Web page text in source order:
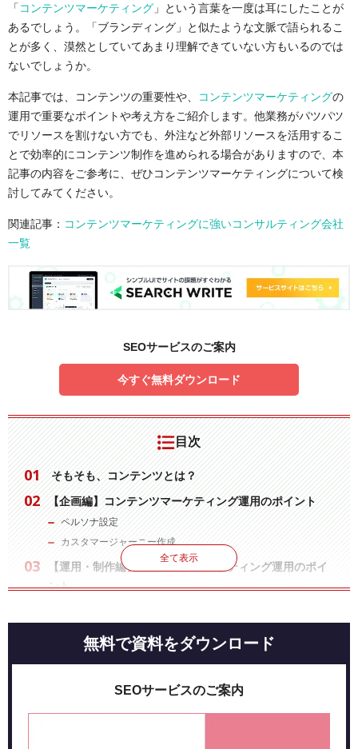
「コンテンツマーケティング 」という言葉を一度は耳にしたことが
あるでしょう。「ブランディング」と似たような文脈で語られるこ
とが多く、漠然としていてあまり理解できていない方もいるのでは
ないでしょうか。
本記事では、コンテンツの重要性や、 コンテンツマーケティングの
運用で重要なポイントや考え方をご紹介します。他業務がパツパツ
でリソースを割けない方でも、外注など外部リソースを活用するこ
とで効率的にコンテンツ制作を進められる場合がありますので、本
記事の内容をご参考に、ぜひコンテンツマーケティングについて検
討してみてください。
関連記事： コンテンツマーケティングに強いコンサルティング会社
一覧
SEOサービスのご案内
今すぐ無料ダウンロード
目次
そもそも、コンテンツとは？
【企画編】コンテンツマーケティング運用のポイント
ペルソナ設定
カスタマージャーニー作成
【運用・制作編】コンテンツマーケティング運用のポイ
ント
コンテンツ制作
効果計測
全て表示
無料で資料をダウンロード
SEOサービスのご案内